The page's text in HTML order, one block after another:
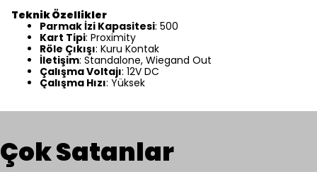
Teknik Özellikler
Parmak İzi Kapasitesi: 500
Kart Tipi: Proximity
Röle Çıkışı: Kuru Kontak
İletişim: Standalone, Wiegand Out
Çalışma Voltajı: 12V DC
Çalışma Hızı: Yüksek
Çok Satanlar